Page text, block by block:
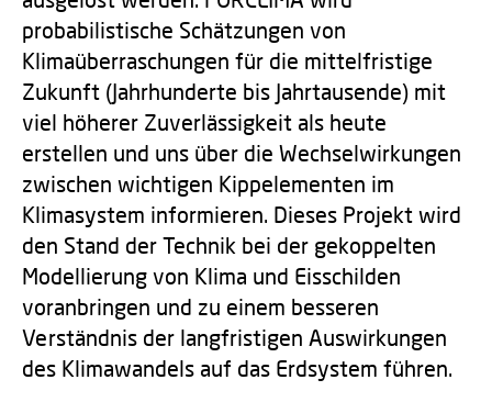
probabilistische Schätzungen von
Klimaüberraschungen für die mittelfristige
Zukunft (Jahrhunderte bis Jahrtausende) mit
viel höherer Zuverlässigkeit als heute
erstellen und uns über die Wechselwirkungen
zwischen wichtigen Kippelementen im
Klimasystem informieren. Dieses Projekt wird
den Stand der Technik bei der gekoppelten
Modellierung von Klima und Eisschilden
voranbringen und zu einem besseren
Verständnis der langfristigen Auswirkungen
des Klimawandels auf das Erdsystem führen.